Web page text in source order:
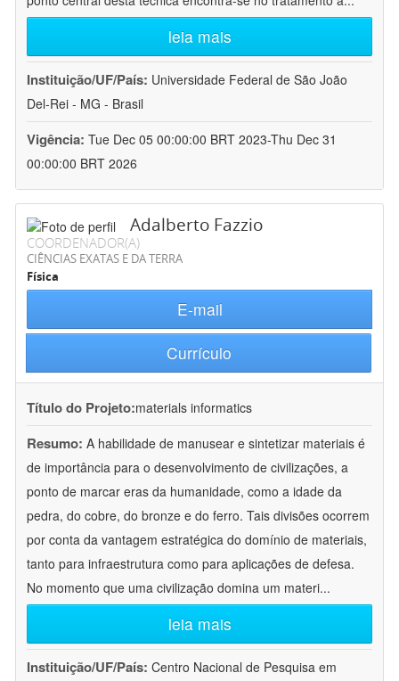
leia mais
Instituição/UF/País: Universidade Federal de São João
Del-Rei - MG - Brasil
Vigência: Tue Dec 05 00:00:00 BRT 2023-Thu Dec 31
00:00:00 BRT 2026
Adalberto Fazzio
COORDENADOR(A)
CIÊNCIAS EXATAS E DA TERRA
Física
E-mail
Currículo
Título do Projeto:materials informatics
Resumo: A habilidade de manusear e sintetizar materiais é
de importância para o desenvolvimento de civilizações, a
ponto de marcar eras da humanidade, como a idade da
pedra, do cobre, do bronze e do ferro. Tais divisões ocorrem
por conta da vantagem estratégica do domínio de materiais,
tanto para infraestrutura como para aplicações de defesa.
No momento que uma civilização domina um materi...
leia mais
Instituição/UF/País: Centro Nacional de Pesquisa em